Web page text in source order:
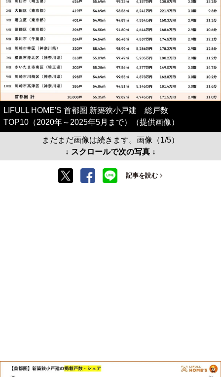
LIFULL HOME'S 首都圏 新築狭小戸建 総戸数
TOP10（2020年～2025年5月まで）（提供画像）
まだまだ画像は続きます。画像（1/5）
↓ スクロールで次の写真 ↓
記事を読む